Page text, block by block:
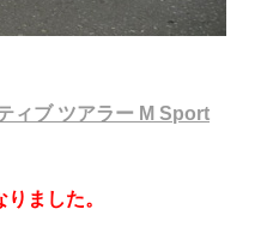
ィブ ツアラー M Sport
ました。